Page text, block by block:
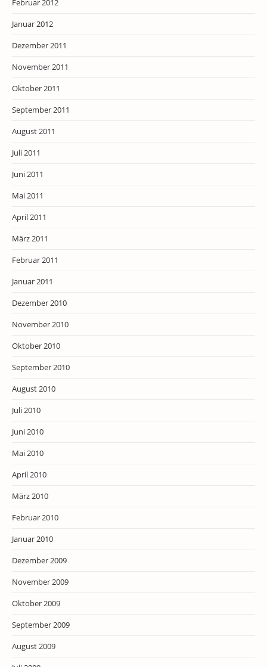
Februar 2012
Januar 2012
Dezember 2011
November 2011
Oktober 2011
September 2011
August 2011
Juli 2011
Juni 2011
Mai 2011
April 2011
März 2011
Februar 2011
Januar 2011
Dezember 2010
November 2010
Oktober 2010
September 2010
August 2010
Juli 2010
Juni 2010
Mai 2010
April 2010
März 2010
Februar 2010
Januar 2010
Dezember 2009
November 2009
Oktober 2009
September 2009
August 2009